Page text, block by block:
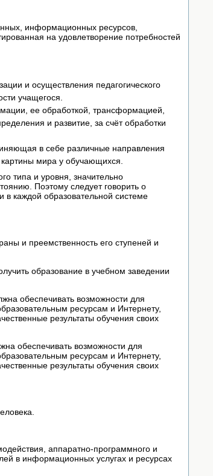
информационных ресурсов,
на удовлетворение потребностей
и осуществления педагогического
учащегося.
ее обработкой, трансформацией,
и развитие, за счёт обработки
в себе различные направления
мира у обучающихся.
типа и уровня, значительно
Поэтому следует говорить о
каждой образо­вательной системе
и преемственность его ступеней и
образование в учебном заведении
обеспечивать возможности для
ресурсам и Интернету,
результаты обучения своих
обеспечивать возможности для
ресурсам и Интернету,
результаты обучения своих
аппаратно-программного и
в информационных услугах и ресурсах